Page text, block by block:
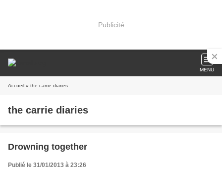
Publicité
MENU
Accueil » the carrie diaries
the carrie diaries
Drowning together
Publié le 31/01/2013 à 23:26